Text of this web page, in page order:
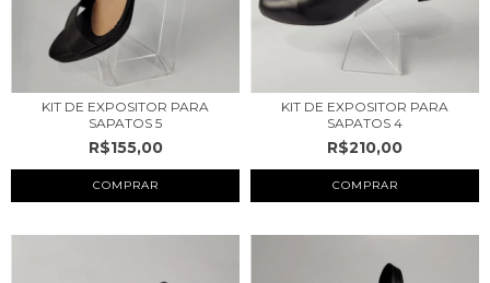
KIT DE EXPOSITOR PARA
SAPATOS 5
R$155,00
COMPRAR
KIT DE EXPOSITOR PARA
SAPATOS 4
R$210,00
COMPRAR